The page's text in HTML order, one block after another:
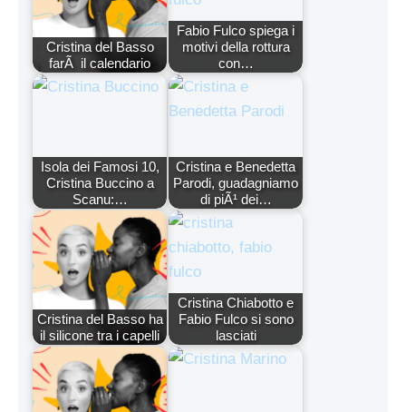
Cristina del Basso
farÃ il calendario
Fabio Fulco spiega i
motivi della rottura
con…
Isola dei Famosi 10,
Cristina Buccino a
Scanu:…
Cristina e Benedetta
Parodi, guadagniamo
di piÃ¹ dei…
Cristina del Basso ha
il silicone tra i capelli
Cristina Chiabotto e
Fabio Fulco si sono
lasciati